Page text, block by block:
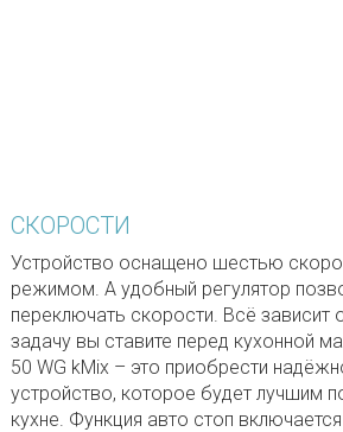
СКОРОСТИ
Устройство оснащено шестью
режимом. А удобный регулятор
переключать скорости. Всё зависит
задачу вы ставите перед кухонной
50 WG kMix – это приобрести
устройство, которое будет лучшим
кухне. Функция авто стоп